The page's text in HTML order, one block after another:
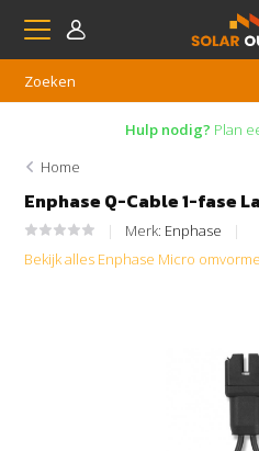
Hulp nodig? Plan
Home
Enphase Q-Cable 1-fase
Merk: Enphase
Bekijk alles Enphase Micro